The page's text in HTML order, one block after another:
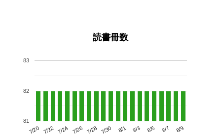
読書冊数
7/20 7/22 7/24 7/26 7/28 7/30 8/1 8/3 8/5 8/7 8/9
81
82
83